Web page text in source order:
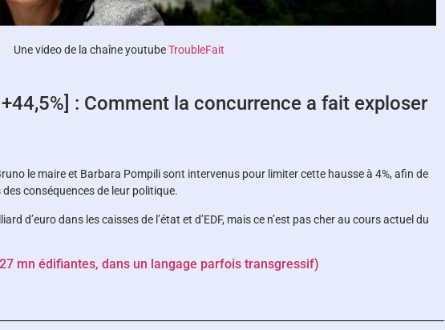
Une video de la chaîne youtubeTroubleFait
: Comment la concurrence a fait exploser
le maire et Barbara Pompili sont intervenus pour limiter cette hausse à 4%, afin de
conséquences de leur politique.
d’euro dans les caisses de l’état et d’EDF, mais ce n’est pas cher au cours actuel du
mn édifiantes, dans un langage parfois transgressif)